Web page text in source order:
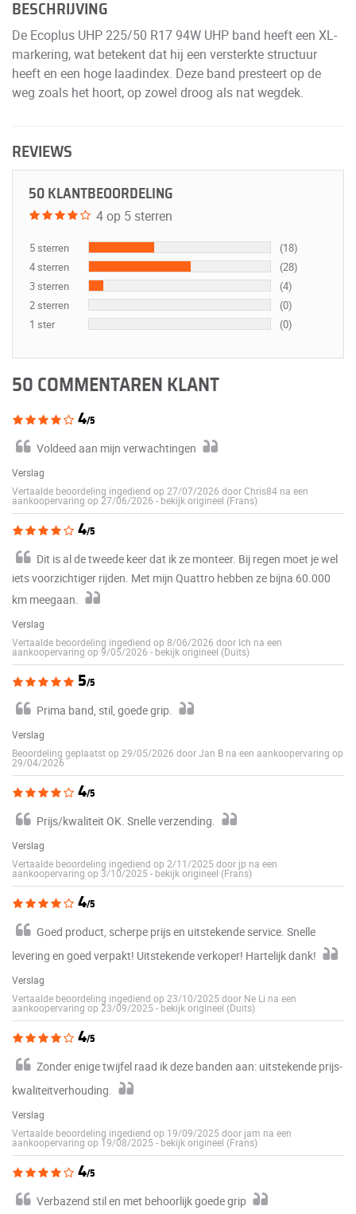
BESCHRIJVING
De Ecoplus UHP 225/50 R17 94W UHP band heeft een XL-
markering, wat betekent dat hij een versterkte structuur
heeft en een hoge laadindex. Deze band presteert op de
weg zoals het hoort, op zowel droog als nat wegdek.
REVIEWS
50 KLANTBEOORDELING
4 op 5 sterren
5 sterren
(18)
4 sterren
(28)
3 sterren
(4)
2 sterren
(0)
1 ster
(0)
50 COMMENTAREN KLANT
4/5
Voldeed aan mijn verwachtingen
Verslag
Vertaalde beoordeling ingediend op 27/07/2026 door Chris84 na een
aankoopervaring op 27/06/2026 -bekijk origineel (Frans)
4/5
Dit is al de tweede keer dat ik ze monteer. Bij regen moet je wel
iets voorzichtiger rijden. Met mijn Quattro hebben ze bijna 60.000
km meegaan.
Verslag
Vertaalde beoordeling ingediend op 8/06/2026 door Ich na een
aankoopervaring op 9/05/2026 - bekijk origineel (Duits)
5/5
Prima band, stil, goede grip.
Verslag
Beoordeling geplaatst op 29/05/2026 door Jan B na een aankoopervaring op
29/04/2026
4/5
Prijs/kwaliteit OK. Snelle verzending.
Verslag
Vertaalde beoordeling ingediend op 2/11/2025 door jp na een
aankoopervaring op 3/10/2025 - bekijk origineel (Frans)
4/5
Goed product, scherpe prijs en uitstekende service. Snelle
levering en goed verpakt! Uitstekende verkoper! Hartelijk dank!
Verslag
Vertaalde beoordeling ingediend op 23/10/2025 door Ne Li na een
aankoopervaring op 23/09/2025 -bekijk origineel (Duits)
4/5
Zonder enige twijfel raad ik deze banden aan: uitstekende prijs-
kwaliteitverhouding.
Verslag
Vertaalde beoordeling ingediend op 19/09/2025 door jam na een
aankoopervaring op 19/08/2025 -bekijk origineel (Frans)
4/5
Verbazend stil en met behoorlijk goede grip